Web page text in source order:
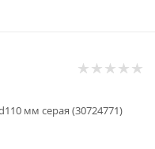
мм серая (30724771)